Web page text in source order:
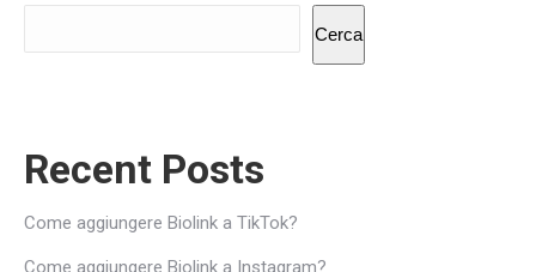
Cerca
Recent Posts
Come aggiungere Biolink a TikTok?
Come aggiungere Biolink a Instagram?